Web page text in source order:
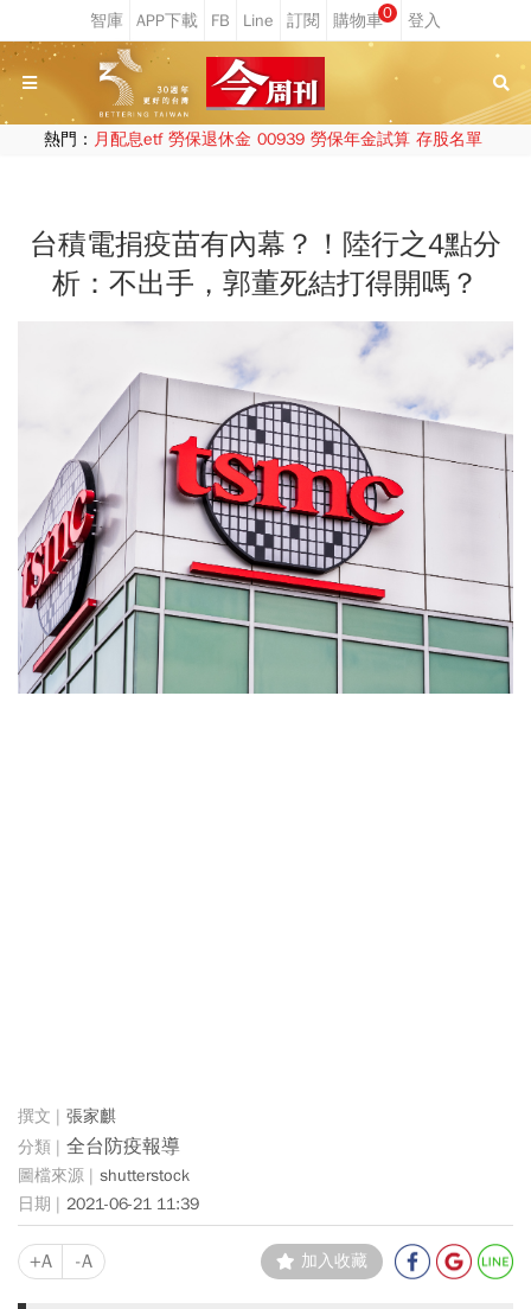
0
熱門： 月配息etf 勞保退休金 00939 勞保年金試算 存股名單
台積電捐疫苗有內幕？！陸行之4點分
析：不出手，郭董死結打得開嗎？
張家麒
全台防疫報導
shutterstock
2021-06-21 11:39
+A -A 加入收藏